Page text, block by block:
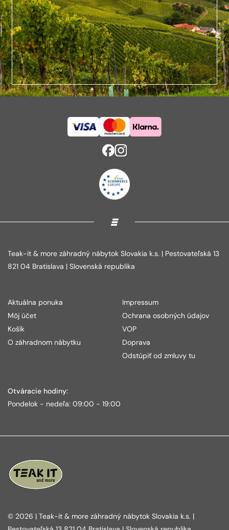
Teak-it & more záhradný nábytok Slovakia k.s. | Pestovateľská 13
821 04 Bratislava | Slovenská republika
Aktuálna ponuka
Môj účet
Košík
O záhradnom nábytku
Impressum
Ochrana osobných údajov
VOP
Doprava
Odstúpiť od zmluvy tu
Otváracie hodiny:
Pondelok - nedeľa: 09:00 - 19:00
© 2026 | Teak-it & more záhradný nábytok Slovakia k.s. |